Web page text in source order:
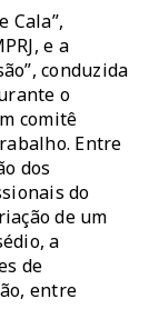
Cala”,
e a
conduzida
o
comitê
Entre
dos
do
de um
a
de
entre